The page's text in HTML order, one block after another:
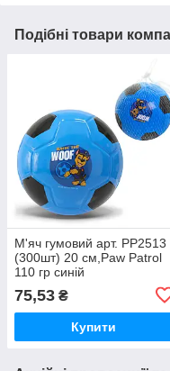
Подібні товари
М'яч гумовий арт. PP2513
(300шт) 20 см,Paw Patrol
110 гр синій
75,53 ₴
Купити